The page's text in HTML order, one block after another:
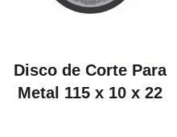
Disco de Corte Para
Metal 115 x 10 x 22